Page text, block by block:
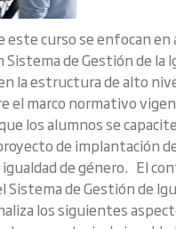
este curso se enfocan en
de Gestión de la
la estructura de alto
el marco normativo
los alumnos se
de implantación
de género. El
Sistema de Gestión de
los siguientes